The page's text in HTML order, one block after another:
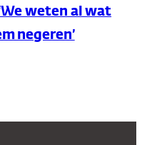
weten al wat
negeren’